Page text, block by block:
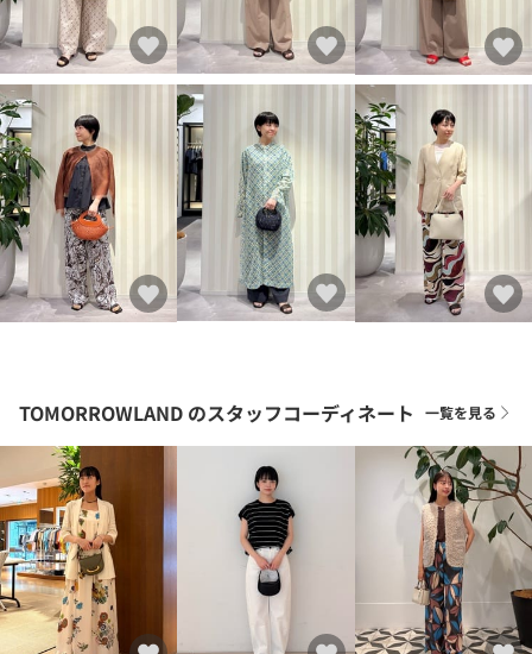
TOMORROWLAND のスタッフコーディネート 一覧を見る